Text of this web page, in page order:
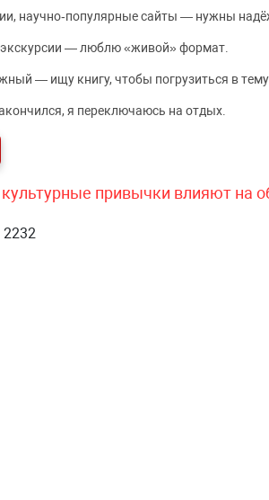
научно‑популярные сайты — нужны
экскурсии — люблю «живой» формат.
— ищу книгу, чтобы погрузиться в
я переключаюсь на отдых.
привычки влияют на
2232